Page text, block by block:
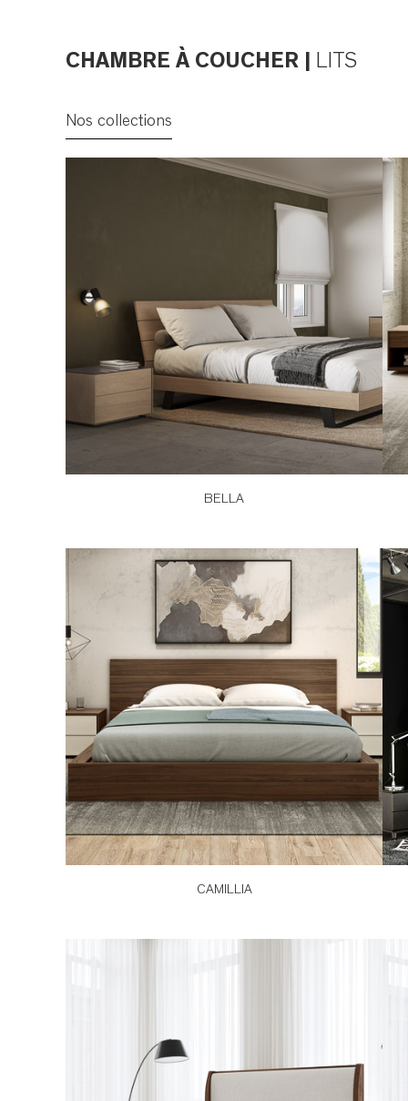
CHAMBRE À COUCHER | LITS
Nos collections
BELLA
CAMILLIA